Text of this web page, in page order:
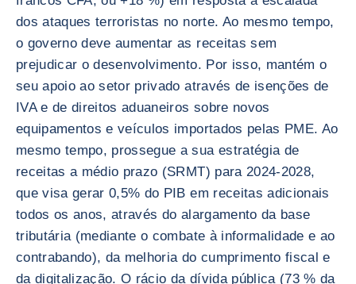
dos ataques terroristas no norte. Ao mesmo tempo,
o governo deve aumentar as receitas sem
prejudicar o desenvolvimento. Por isso, mantém o
seu apoio ao setor privado através de isenções de
IVA e de direitos aduaneiros sobre novos
equipamentos e veículos importados pelas PME. Ao
mesmo tempo, prossegue a sua estratégia de
receitas a médio prazo (SRMT) para 2024-2028,
que visa gerar 0,5% do PIB em receitas adicionais
todos os anos, através do alargamento da base
tributária (mediante o combate à informalidade e ao
contrabando), da melhoria do cumprimento fiscal e
da digitalização. O rácio da dívida pública (73 % da